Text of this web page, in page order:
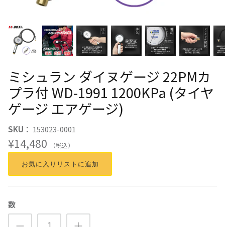
ミシュラン ダイヌゲージ 22PMカ
プラ付 WD-1991 1200KPa (タイヤ
ゲージ エアゲージ)
SKU： 153023-0001
¥14,480 （税込）
お気に入りリストに追加
数